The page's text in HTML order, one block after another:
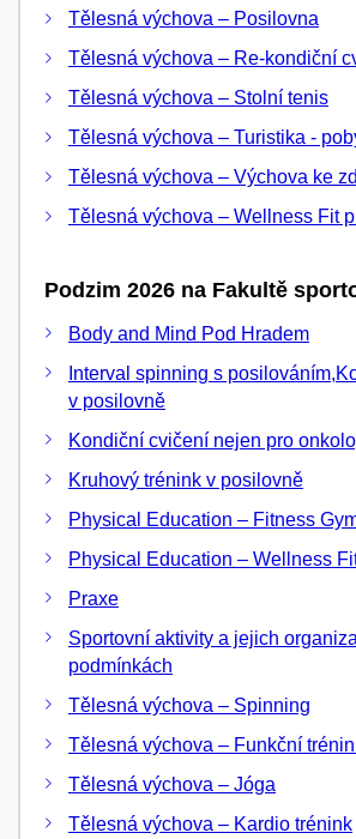
Tělesná výchova – Posilovna
Tělesná výchova – Re-kondiční
Tělesná výchova – Stolní tenis
Tělesná výchova – Turistika -
Tělesná výchova – Výchova ke
Tělesná výchova – Wellness Fit
Podzim 2026 na Fakultě
Body and Mind Pod Hradem
Interval spinning s
v posilovně
Kondiční cvičení nejen pro
Kruhový trénink v posilovně
Physical Education – Fitness
Physical Education – Wellness
Praxe
Sportovní aktivity a jejich
podmínkách
Tělesná výchova – Spinning
Tělesná výchova – Funkční
Tělesná výchova – Jóga
Tělesná výchova – Kardio trénink